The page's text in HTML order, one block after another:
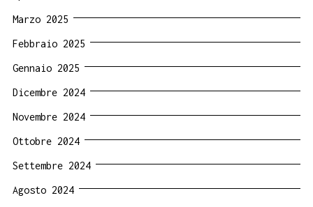
Marzo 2025
Febbraio 2025
Gennaio 2025
Dicembre 2024
Novembre 2024
Ottobre 2024
Settembre 2024
Agosto 2024